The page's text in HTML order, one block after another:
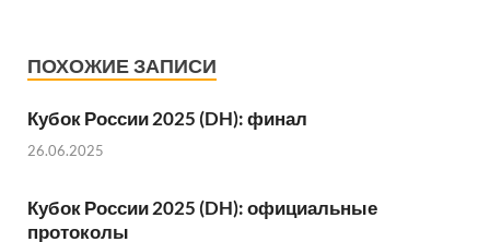
ПОХОЖИЕ ЗАПИСИ
Кубок России 2025 (DH): финал
26.06.2025
Кубок России 2025 (DH): официальные
протоколы